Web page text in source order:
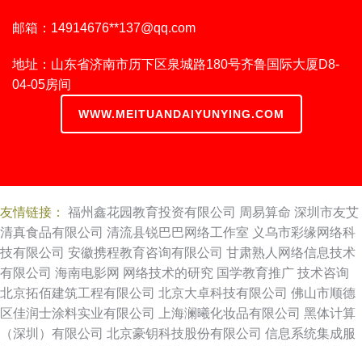
邮箱：14914676**137@qq.com
地址：山东省济南市历下区泉城路180号齐鲁国际大厦D8-
04-05房间
WWW.MEITUANDAIYUNYING.COM
友情链接： 福州鑫花园教育投资有限公司 周易算命 深圳市友艾
清真食品有限公司 清流县锐巴巴网络工作室 义乌市彩缘网络科
技有限公司 安徽携程教育咨询有限公司 甘肃熟人网络信息技术
有限公司 海南电影网 网络技术的研究 国学教育推广 技术咨询
北京拓佰建筑工程有限公司 北京大卓科技有限公司 佛山市顺德
区佳润士涂料实业有限公司
上海澜曦化妆品有限公司 黑体计算
（深圳）有限公司 北京豪钥科技股份有限公司 信息系统集成服